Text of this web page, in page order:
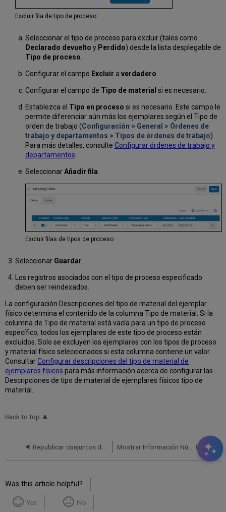
Excluir fila de tipo de proceso
Seleccionar el tipo de proceso para excluir (tales como
Declarado devuelto y Perdido) desde la lista desplegable de
Tipo de proceso
Configurar el campo Excluir a verdadero
Configurar el campo de Tipo de material si es necesario.
Establezca el Tipo en proceso si es necesario. Este campo le
permite diferenciar aún más los ejemplares según el Tipo de
orden de trabajo (Configuración > General > Órdenes de
trabajo y departamentos > Tipos de órdenes de trabajo).
Para más detalles, consulte Configurar órdenes de trabajo y
departamentos
SeleccionarAñadir fila
Excluir filas de tipos de proceso
Seleccionar Guardar.
Los registros asociados con el tipo de proceso especificado
deben ser reindexados.
La configuración Descripciones del tipo de material del ejemplar
físico determina el contenido de la columna Tipo de material. Si la
columna de Tipo de material está vacía para un tipo de proceso
específico, todos los ejemplares de este tipo de proceso están
excluidos. Solo se excluyen los ejemplares con los tipos de proceso
y material físico seleccionados si esta columna contiene un valor.
ConsultarConfigurar descripciones del tipo de material de
ejemplares físicos para más información acerca de configurar las
Descripciones de tipo de material de ejemplares físicos tipo de
material.
Back to top
Republicar conjuntos de registros bibliográficos Mostrar Información Número de signatura alterna en Primo
Was this article helpful?
Yes No